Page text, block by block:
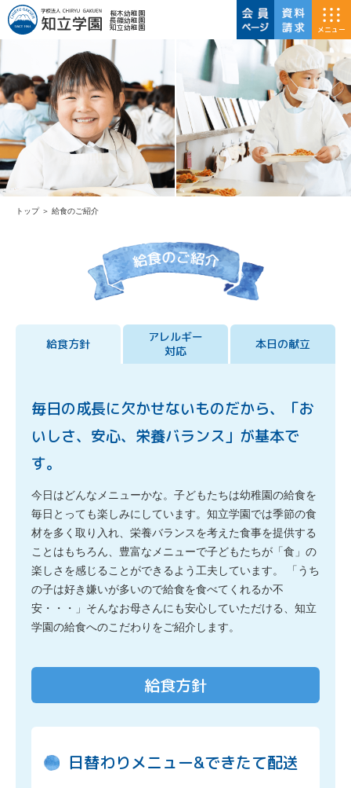
桜木幼稚園
長篠幼稚園
知立幼稚園 メニュー
トップ ＞ 給食のご紹介
給食方針
アレルギー
対応
本日の献立
毎日の成長に欠かせないものだから、
「お
いしさ、安心、栄養バランス」が基本で
す。
今日はどんなメニューかな。子どもたちは幼稚園の給食を
毎日とっても楽しみにしています。 知立学園では季節の食
材を多く取り入れ、栄養バランスを考えた食事を提供する
ことはもちろん、 豊富なメニューで子どもたちが「食」の
楽しさを感じることができるよう工夫しています。
「うち
の子は好き嫌いが多いので給食を食べてくれるか不
安・・・」 そんなお母さんにも安心していただける、知立
学園の給食へのこだわりをご紹介します。
給食方針
日替わりメニュー&できたて配送